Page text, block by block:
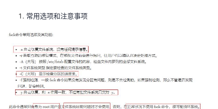
常用选项和注意事项